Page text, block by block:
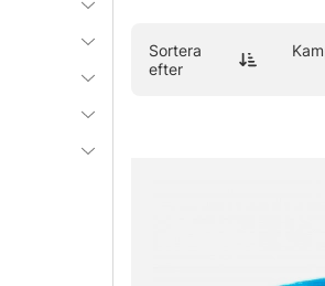
Sortera
efter